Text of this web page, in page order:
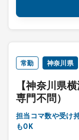
常勤 神奈川県
【神奈川県
専門不問）
担当コマ数や受け
もOK